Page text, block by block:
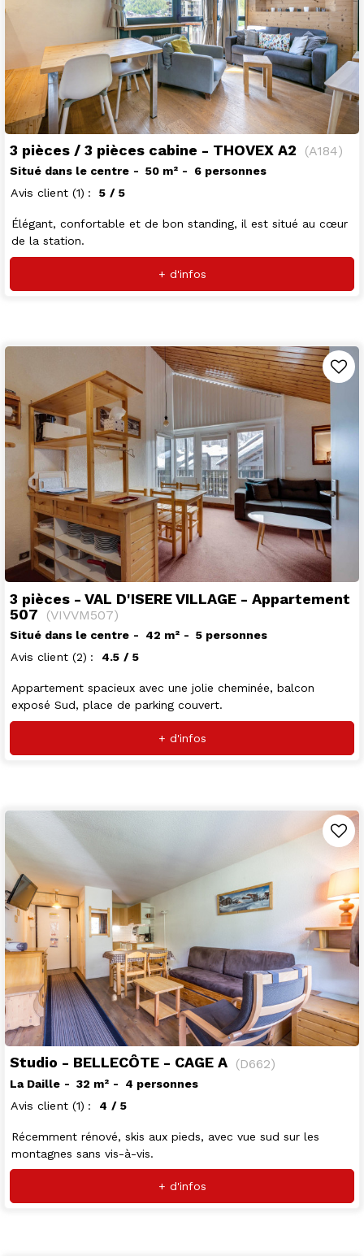
3 pièces / 3 pièces cabine - THOVEX A2 (A184)
Situé dans le centre 50 m²
6 personnes
Avis client (1) 5 / 5
Élégant, confortable et de bon standing, il est situé au cœur
de la station.
+ d'infos
3 pièces - VAL D'ISERE VILLAGE - Appartement
507
(VIVVM507)
Situé dans le centre 42 m²
5 personnes
Avis client (2) 4.5 / 5
Appartement spacieux avec une jolie cheminée, balcon
exposé Sud, place de parking couvert.
+ d'infos
Studio - BELLECÔTE - CAGE A (D662)
La Daille 32 m²
4 personnes
Avis client (1) 4 / 5
Récemment rénové, skis aux pieds, avec vue sud sur les
montagnes sans vis-à-vis.
+ d'infos